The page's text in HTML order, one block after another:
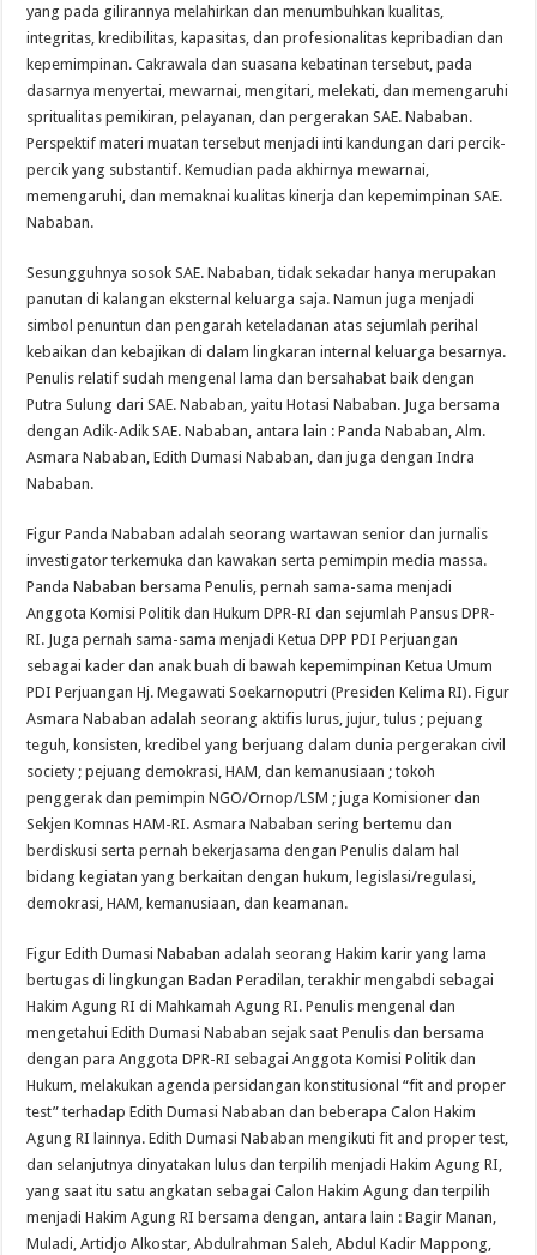
yang pada gilirannya melahirkan dan menumbuhkan kualitas,
integritas, kredibilitas, kapasitas, dan profesionalitas kepribadian dan
kepemimpinan. Cakrawala dan suasana kebatinan tersebut, pada
dasarnya menyertai, mewarnai, mengitari, melekati, dan memengaruhi
spritualitas pemikiran, pelayanan, dan pergerakan SAE. Nababan.
Perspektif materi muatan tersebut menjadi inti kandungan dari percik-
percik yang substantif. Kemudian pada akhirnya mewarnai,
memengaruhi, dan memaknai kualitas kinerja dan kepemimpinan SAE.
Nababan.
Sesungguhnya sosok SAE. Nababan, tidak sekadar hanya merupakan
panutan di kalangan eksternal keluarga saja. Namun juga menjadi
simbol penuntun dan pengarah keteladanan atas sejumlah perihal
kebaikan dan kebajikan di dalam lingkaran internal keluarga besarnya.
Penulis relatif sudah mengenal lama dan bersahabat baik dengan
Putra Sulung dari SAE. Nababan, yaitu Hotasi Nababan. Juga bersama
dengan Adik-Adik SAE. Nababan, antara lain : Panda Nababan, Alm.
Asmara Nababan, Edith Dumasi Nababan, dan juga dengan Indra
Nababan.
Figur Panda Nababan adalah seorang wartawan senior dan jurnalis
investigator terkemuka dan kawakan serta pemimpin media massa.
Panda Nababan bersama Penulis, pernah sama-sama menjadi
Anggota Komisi Politik dan Hukum DPR-RI dan sejumlah Pansus DPR-
RI. Juga pernah sama-sama menjadi Ketua DPP PDI Perjuangan
sebagai kader dan anak buah di bawah kepemimpinan Ketua Umum
PDI Perjuangan Hj. Megawati Soekarnoputri (Presiden Kelima RI). Figur
Asmara Nababan adalah seorang aktifis lurus, jujur, tulus ; pejuang
teguh, konsisten, kredibel yang berjuang dalam dunia pergerakan civil
society ; pejuang demokrasi, HAM, dan kemanusiaan ; tokoh
penggerak dan pemimpin NGO/Ornop/LSM ; juga Komisioner dan
Sekjen Komnas HAM-RI. Asmara Nababan sering bertemu dan
berdiskusi serta pernah bekerjasama dengan Penulis dalam hal
bidang kegiatan yang berkaitan dengan hukum, legislasi/regulasi,
demokrasi, HAM, kemanusiaan, dan keamanan.
Figur Edith Dumasi Nababan adalah seorang Hakim karir yang lama
bertugas di lingkungan Badan Peradilan, terakhir mengabdi sebagai
Hakim Agung RI di Mahkamah Agung RI. Penulis mengenal dan
mengetahui Edith Dumasi Nababan sejak saat Penulis dan bersama
dengan para Anggota DPR-RI sebagai Anggota Komisi Politik dan
Hukum, melakukan agenda persidangan konstitusional “fit and proper
test” terhadap Edith Dumasi Nababan dan beberapa Calon Hakim
Agung RI lainnya. Edith Dumasi Nababan mengikuti fit and proper test,
dan selanjutnya dinyatakan lulus dan terpilih menjadi Hakim Agung RI,
yang saat itu satu angkatan sebagai Calon Hakim Agung dan terpilih
menjadi Hakim Agung RI bersama dengan, antara lain : Bagir Manan,
Muladi, Artidjo Alkostar, Abdulrahman Saleh, Abdul Kadir Mappong,